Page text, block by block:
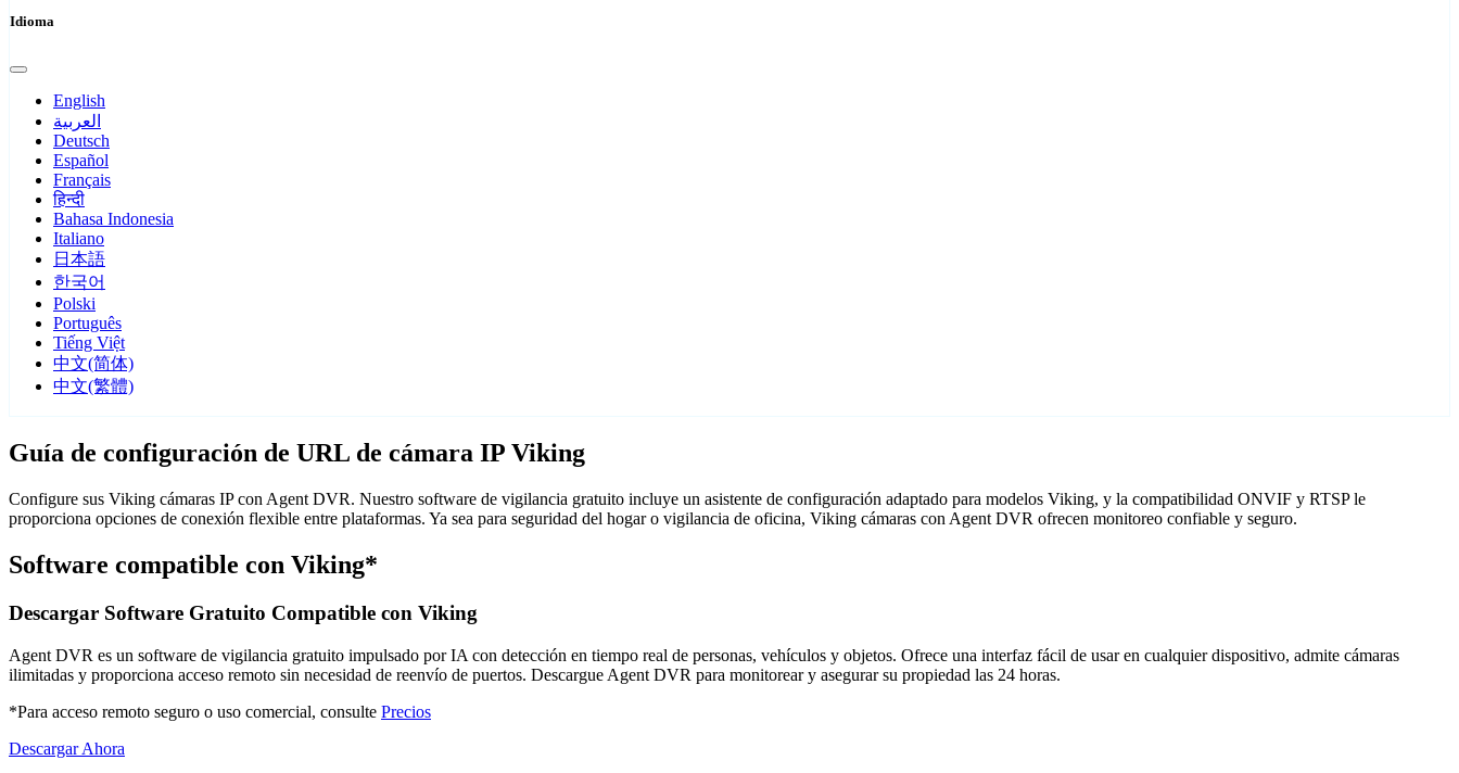
Idioma
English
العربية
Deutsch
Español
Français
हिन्दी
Bahasa Indonesia
Italiano
日本語
한국어
Polski
Português
Tiếng Việt
中文(简体)
中文(繁體)
Guía de configuración de URL de cámara IP Viking
Configure sus Viking cámaras IP con Agent DVR. Nuestro software de vigilancia gratuito incluye un asistente de configuración adaptado para modelos Viking, y la compatibilidad ONVIF y RTSP le
proporciona opciones de conexión flexible entre plataformas. Ya sea para seguridad del hogar o vigilancia de oficina, Viking cámaras con Agent DVR ofrecen monitoreo confiable y seguro.
Software compatible con Viking*
Descargar Software Gratuito Compatible con Viking
Agent DVR es un software de vigilancia gratuito impulsado por IA con detección en tiempo real de personas, vehículos y objetos. Ofrece una interfaz fácil de usar en cualquier dispositivo, admite cámaras
ilimitadas y proporciona acceso remoto sin necesidad de reenvío de puertos. Descargue Agent DVR para monitorear y asegurar su propiedad las 24 horas.
*Para acceso remoto seguro o uso comercial, consulte Precios
Descargar Ahora